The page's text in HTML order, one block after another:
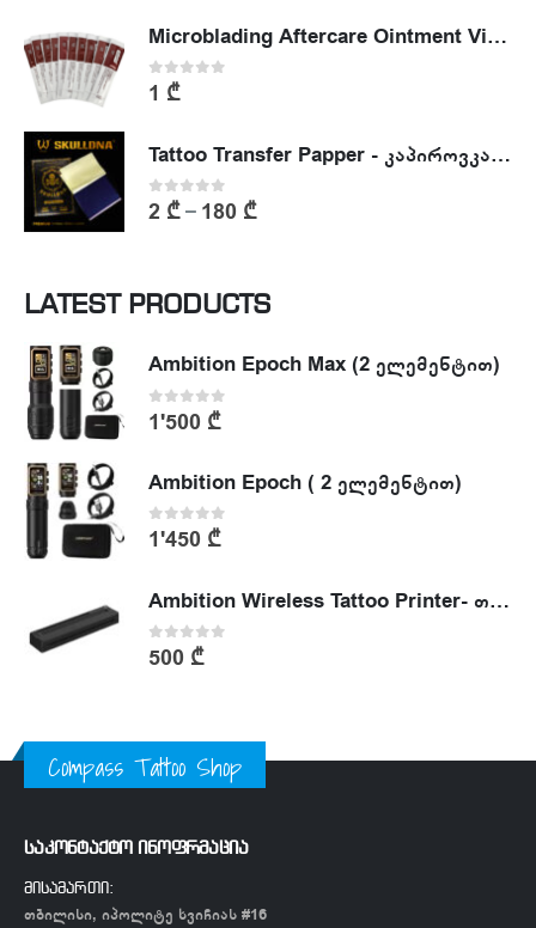
Microblading Aftercare Ointment Vitamin A&D
0 out of 5
1 ₾
Tattoo Transfer Papper - კაპიროვკა - ტატუს ესკიზის კოპირების ქაღალდი
0out of 5
2 ₾– 180 ₾
LATEST PRODUCTS
Ambition Epoch Max (2 ელემენტით)
0out of 5
1'500 ₾
Ambition Epoch ( 2 ელემენტით)
0out of 5
1'450 ₾
Ambition Wireless Tattoo Printer- თერმული პრინტერი
0out of 5
500 ₾
Compass Tattoo Shop
საკონტაქტო ინოფრმაცია
მისამართი:
თბილისი, იპოლიტე ხვიჩიას #16